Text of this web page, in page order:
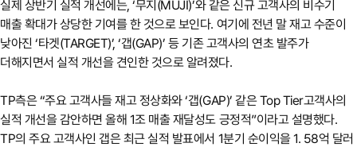
실제 상반기 실적 개선에는, ‘무지(MUJI)’와 같은 신규 고객사의 비수기
매출 확대가 상당한 기여를 한 것으로 보인다. 여기에 전년 말 재고 수준이
낮아진 ‘타겟(TARGET)’, ‘갭(GAP)’ 등 기존 고객사의 연초 발주가
더해지면서 실적 개선을 견인한 것으로 알려졌다.
TP측은 “주요 고객사들 재고 정상화와 ‘갭(GAP)’ 같은 Top Tier고객사의
실적 개선을 감안하면 올해 1조 매출 재달성도 긍정적”이라고 설명했다.
TP의 주요 고객사인 갭은 최근 실적 발표에서 1분기 순이익을 1. 58억 달러